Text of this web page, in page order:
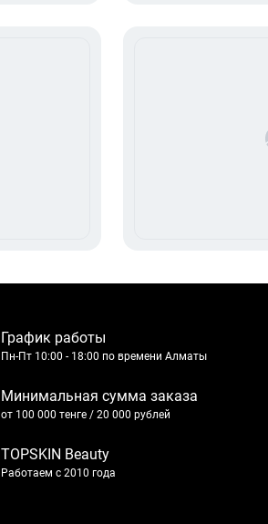
График работы
Пн-Пт 10:00 - 18:00 по времени Алматы
Минимальная сумма заказа
от 100 000 тенге / 20 000 рублей
TOPSKIN Beauty
Работаем с 2010 года